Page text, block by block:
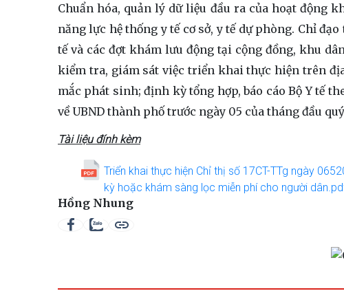
Chuẩn hóa, quản lý dữ liệu đầu ra của hoạt động
năng lực hệ thống y tế cơ sở, y tế dự phòng. Chỉ
tế và các đợt khám lưu động tại cộng đồng, khu
kiểm tra, giám sát việc triển khai thực hiện trên
mắc phát sinh; định kỳ tổng hợp, báo cáo Bộ Y tế
về UBND thành phố trước ngày 05 của tháng đầu
Tài liệu đính kèm
Triển khai thực hiện Chỉ thị số 17CT-TTg ngày
kỳ hoặc khám sàng lọc miễn phí cho người
Hồng Nhung